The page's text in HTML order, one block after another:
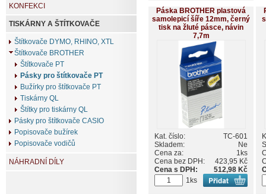
Páska BROTHER plastová
samolepicí šíře 12mm, černý
tisk na žluté pásce, návin
7,7m
Kat. číslo:
TC-601
Skladem:
Ne
Cena za:
1ks
Cena bez DPH:
423,95 Kč
Cena s DPH:
512,98 Kč
1ks
KONFEKCI
TISKÁRNY A ŠTÍTKOVAČE
Štítkovače DYMO, RHINO, XTL
Štítkovače BROTHER
Štítkovače PT
Pásky pro štítkovače PT
Bužírky pro štítkovače PT
Tiskárny QL
Štítky pro tiskárny QL
Pásky pro štítkovače CASIO
Popisovače bužírek
Popisovače vodičů
NÁHRADNÍ DÍLY